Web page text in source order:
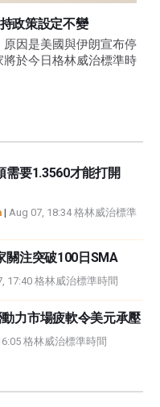
政策設定不變
因是美國與伊朗宣布停
於今日格林威治標準時
需要1.3560才能打開
| Aug 07, 18:34 格林威治標準
關注突破100日SMA
17:40 格林威治標準時間
力市場疲軟令美元承壓
格林威治標準時間